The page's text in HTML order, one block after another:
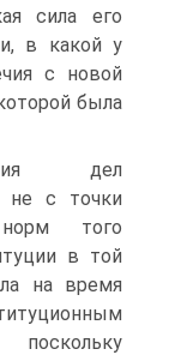
сила его
в какой у
с новой
была
дел
не с точки
норм того
в той
на время